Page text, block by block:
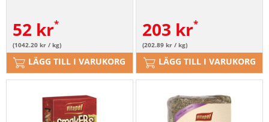
52 kr
(1042.20 kr / kg)
LÄGG TILL I VARUKORG
203 kr
(202.89 kr / kg)
LÄGG TILL I VARUKORG